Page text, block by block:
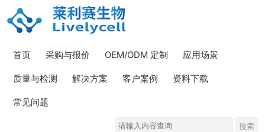
首页 采购与报价 OEM/ODM 定制 应用场景
质量与检测 解决方案 客户案例 资料下载
常见问题